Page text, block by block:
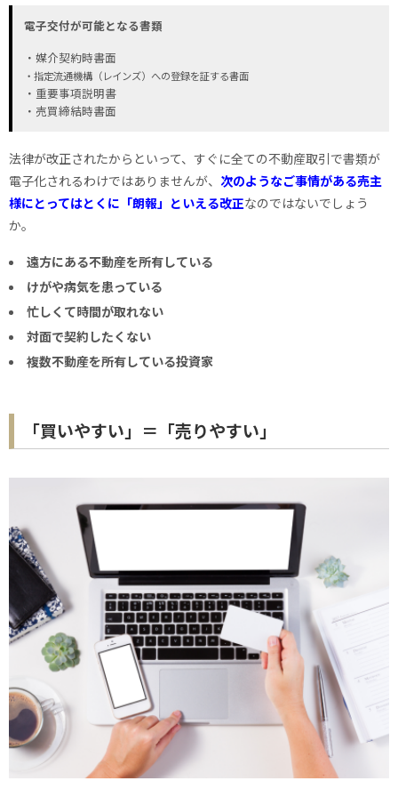
電子交付が可能となる書類
・媒介契約時書面
・指定流通機構（レインズ）への登録を証する書面
・重要事項説明書
・売買締結時書面
法律が改正されたからといって、すぐに全ての不動産取引で書類が
電子化されるわけではありませんが、 次のようなご事情がある売主
様にとってはとくに「朗報」といえる改正なのではないでしょう
か。
遠方にある不動産を所有している
けがや病気を患っている
忙しくて時間が取れない
対面で契約したくない
複数不動産を所有している投資家
「買いやすい」＝「売りやすい」